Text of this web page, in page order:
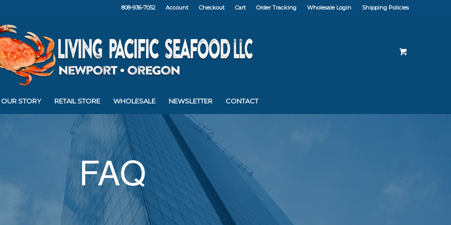
Account Checkout Cart Order Tracking Wholesale Login Shipping Policies
808-936-7052
OUR STORY RETAIL STORE WHOLESALE NEWSLETTER CONTACT
FAQ